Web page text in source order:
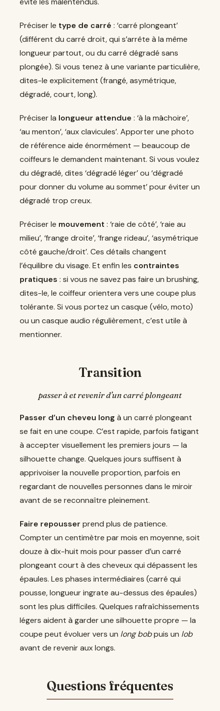
Préciser le type de carré : ‘carré plongeant’
(différent du carré droit, qui s’arrête à la même
longueur partout, ou du carré dégradé sans
plongée). Si vous tenez à une variante particulière,
dites-le explicitement (frangé, asymétrique,
dégradé, court, long).
Préciser la longueur attendue : ‘à la mâchoire’,
‘au menton’, ‘aux clavicules’. Apporter une photo
de référence aide énormément — beaucoup de
coiffeurs le demandent maintenant. Si vous voulez
du dégradé, dites ‘dégradé léger’ ou ‘dégradé
pour donner du volume au sommet’ pour éviter un
dégradé trop creux.
Préciser le mouvement : ‘raie de côté’, ‘raie au
milieu’, ‘frange droite’, ‘frange rideau’, ‘asymétrique
côté gauche/droit’. Ces détails changent
l’équilibre du visage. Et enfin les contraintes
pratiques : si vous ne savez pas faire un brushing,
dites-le, le coiffeur orientera vers une coupe plus
tolérante. Si vous portez un casque (vélo, moto)
ou un casque audio régulièrement, c’est utile à
mentionner.
Transition
passer à et revenir d’un carré plongeant
Passer d’un cheveu long à un carré plongeant
se fait en une coupe. C’est rapide, parfois fatigant
à accepter visuellement les premiers jours — la
silhouette change. Quelques jours suffisent à
apprivoiser la nouvelle proportion, parfois en
regardant de nouvelles personnes dans le miroir
avant de se reconnaître pleinement.
Faire repousser prend plus de patience.
Compter un centimètre par mois en moyenne, soit
douze à dix-huit mois pour passer d’un carré
plongeant court à des cheveux qui dépassent les
épaules. Les phases intermédiaires (carré qui
pousse, longueur ingrate au-dessus des épaules)
sont les plus difficiles. Quelques rafraîchissements
légers aident à garder une silhouette propre — la
coupe peut évoluer vers un long bobpuis un lob
avant de revenir aux longs.